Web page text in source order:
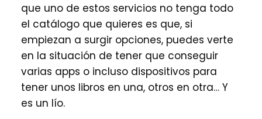
que uno de estos servicios no tenga todo
el catálogo que quieres es que, si
empiezan a surgir opciones, puedes verte
en la situación de tener que conseguir
varias apps o incluso dispositivos para
tener unos libros en una, otros en otra… Y
es un lío.